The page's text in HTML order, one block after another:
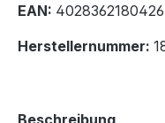
EAN: 4028362180426
Herstellernummer:
Beschreibung